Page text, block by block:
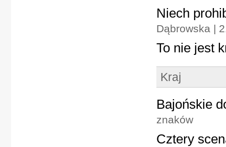
Niech
Dąbrowska |
To nie jest
Kraj
Bajońskie
znaków
Cztery